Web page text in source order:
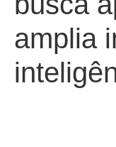
amplia